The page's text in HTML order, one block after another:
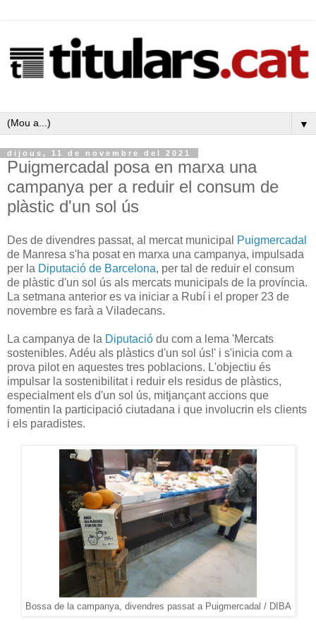
▼
dijous, 11 de novembre del 2021
Puigmercadal posa en marxa una
campanya per a reduir el consum de
plàstic d'un sol ús
Des de divendres passat, al mercat municipal
Puigmercadal
de Manresa s'ha posat en marxa una campanya, impulsada
per la Diputació de Barcelona, per tal de reduir el consum
de plàstic d'un sol ús als mercats municipals de la província.
La setmana anterior es va iniciar a Rubí i el proper 23 de
novembre es farà a Viladecans.
La campanya de la Diputació du com a lema 'Mercats
sostenibles. Adéu als plàstics d'un sol ús!' i s'inicia com a
prova pilot en aquestes tres poblacions. L'objectiu és
impulsar la sostenibilitat i reduir els residus de plàstics,
especialment els d'un sol ús, mitjançant accions que
fomentin la participació ciutadana i que involucrin els clients
i els paradistes.
Bossa de la campanya, divendres passat a Puigmercadal / DIBA